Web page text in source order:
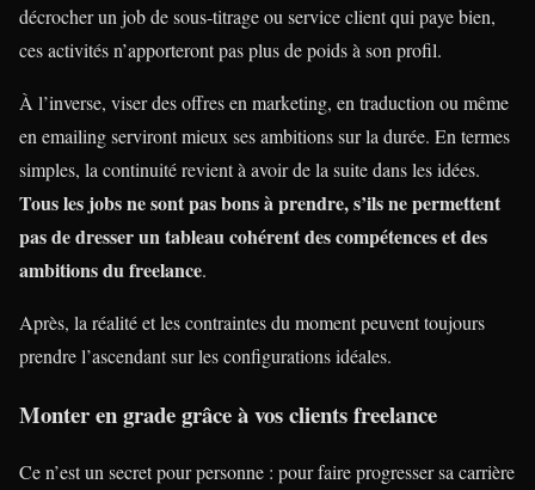
décrocher un job de sous-titrage ou service client qui paye bien,
ces activités n’apporteront pas plus de poids à son profil.
À l’inverse, viser des offres en marketing, en traduction ou même
en emailing serviront mieux ses ambitions sur la durée. En termes
simples, la continuité revient à avoir de la suite dans les idées.
Tous les jobs ne sont pas bons à prendre, s’ils ne permettent
pas de dresser un tableau cohérent des compétences et des
ambitions du freelance.
Après, la réalité et les contraintes du moment peuvent toujours
prendre l’ascendant sur les configurations idéales.
Monter en grade grâce à vos clients freelance
Ce n’est un secret pour personne : pour faire progresser sa carrière